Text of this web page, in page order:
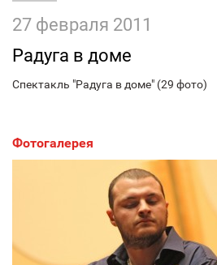
27 февраля 2011
Радуга в доме
Спектакль "Радуга в доме" (29 фото)
Фотогалерея